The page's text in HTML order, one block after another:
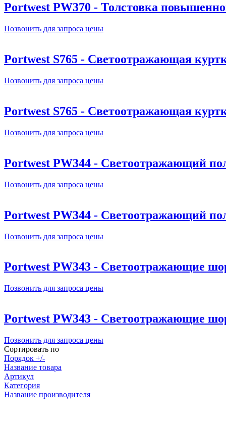
Portwest PW370 - Толстовка
Позвонить для запроса цены
Portwest S765 - Светоотражающая
Позвонить для запроса цены
Portwest S765 - Светоотражающая
Позвонить для запроса цены
Portwest PW344 - Светоотражающий
Позвонить для запроса цены
Portwest PW344 - Светоотражающий
Позвонить для запроса цены
Portwest PW343 - Светоотражающие
Позвонить для запроса цены
Portwest PW343 - Светоотражающие
Позвонить для запроса цены
Сортировать по
Порядок +/-
Название товара
Артикул
Категория
Название производителя